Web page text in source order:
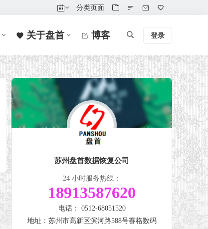
分类页面
关于盘首 博客 登录
苏州盘首数据恢复公司
24 小时服务热线：
18913587620
电话： 0512-68051520
地址：苏州市高新区滨河路588号赛格数码